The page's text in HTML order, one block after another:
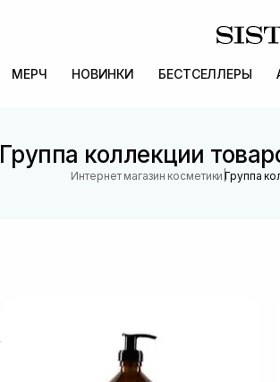
МЕРЧ НОВИНКИ БЕСТСЕЛЛЕРЫ
Группа коллекции
Интернет магазин косметики |Группа